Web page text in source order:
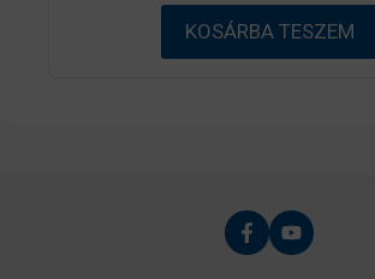
ő
l
KOSÁRBA TESZEM